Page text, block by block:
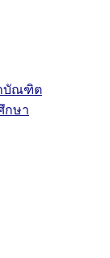
บัณฑิต
กษา